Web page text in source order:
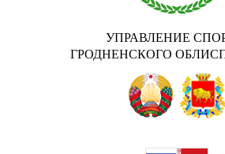
УПРАВЛЕНИЕ
ГРОДНЕНСКОГО